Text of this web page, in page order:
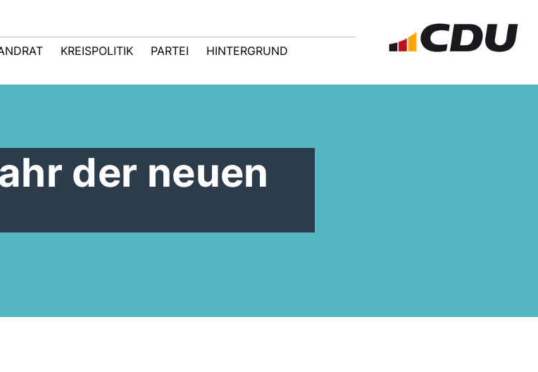
KREISPOLITIK PARTEI HINTERGRUND
der neuen